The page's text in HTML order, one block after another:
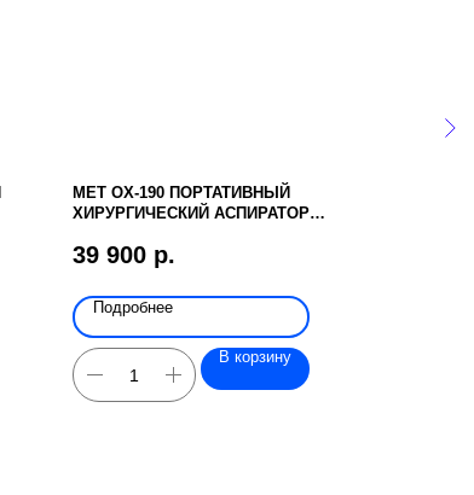
MET OX-190 ПОРТАТИВНЫЙ
ХИРУРГИЧЕСКИЙ АСПИРАТОР
39 900 р.
Подробнее
В корзину